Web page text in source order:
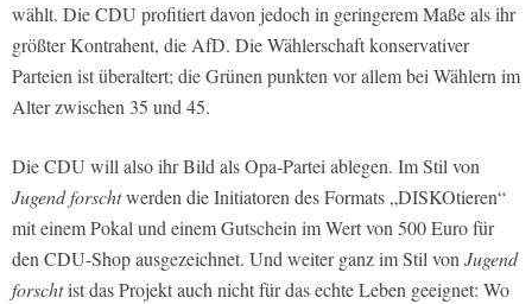
wählt. Die CDU profitiert davon jedoch in geringerem Maße als ihr
größter Kontrahent, die AfD. Die Wählerschaft konservativer
Parteien ist überaltert; die Grünen punkten vor allem bei Wählern im
Alter zwischen 35 und 45.
Die CDU will also ihr Bild als Opa-Partei ablegen. Im Stil von
Jugend forschtwerden die Initiatoren des Formats „DISKOtieren“
mit einem Pokal und einem Gutschein im Wert von 500 Euro für
den CDU-Shop ausgezeichnet. Und weiter ganz im Stil vonJugend
forschtist das Projekt auch nicht für das echte Leben geeignet: Wo